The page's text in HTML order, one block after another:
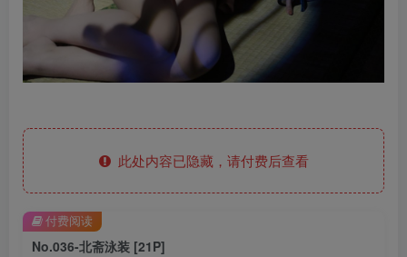
此处内容已隐藏，请付费后查看
No.036-北斋泳装 [21P]
付费阅读